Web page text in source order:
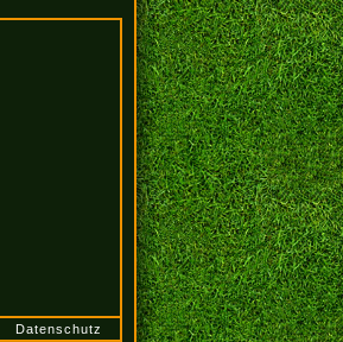
Datenschutz